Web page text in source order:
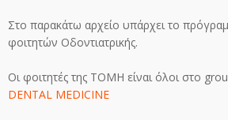
Στο παρακάτω αρχείο υπάρχει το
φοιτητών Οδοντιατρικής.
Οι φοιτητές της ΤΟΜΗ είναι όλοι στο
DENTAL MEDICINE